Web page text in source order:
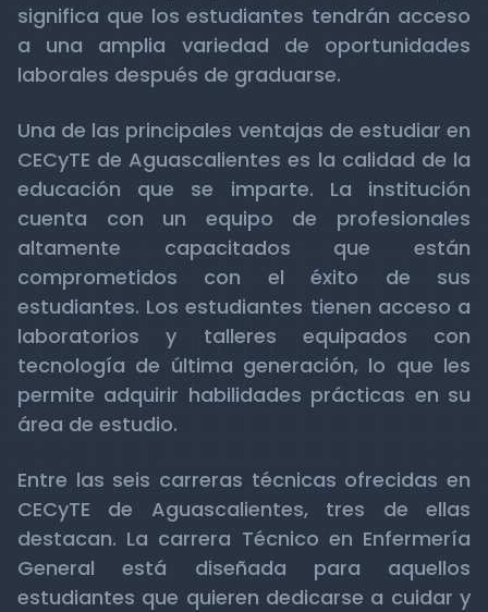
significa que los estudiantes tendrán acceso
a una amplia variedad de oportunidades
laborales después de graduarse.
Una de las principales ventajas de estudiar en
CECyTE de Aguascalientes es la calidad de la
educación que se imparte. La institución
cuenta con un equipo de profesionales
altamente capacitados que están
comprometidos con el éxito de sus
estudiantes. Los estudiantes tienen acceso a
laboratorios y talleres equipados con
tecnología de última generación, lo que les
permite adquirir habilidades prácticas en su
área de estudio.
Entre las seis carreras técnicas ofrecidas en
CECyTE de Aguascalientes, tres de ellas
destacan. La carrera Técnico en Enfermería
General está diseñada para aquellos
estudiantes que quieren dedicarse a cuidar y